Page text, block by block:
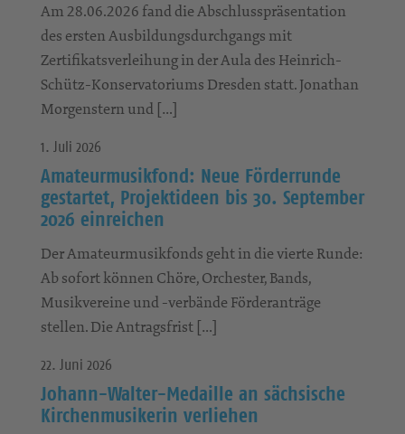
Am 28.06.2026 fand die Abschlusspräsentation
des ersten Ausbildungsdurchgangs mit
Zertifikatsverleihung in der Aula des Heinrich-
Schütz-Konservatoriums Dresden statt. Jonathan
Morgenstern und […]
1. Juli 2026
Amateurmusikfond: Neue Förderrunde
gestartet, Projektideen bis 30. September
2026 einreichen
Der Amateurmusikfonds geht in die vierte Runde:
Ab sofort können Chöre, Orchester, Bands,
Musikvereine und -verbände Förderanträge
stellen. Die Antragsfrist […]
22. Juni 2026
Johann-Walter-Medaille an sächsische
Kirchenmusikerin verliehen